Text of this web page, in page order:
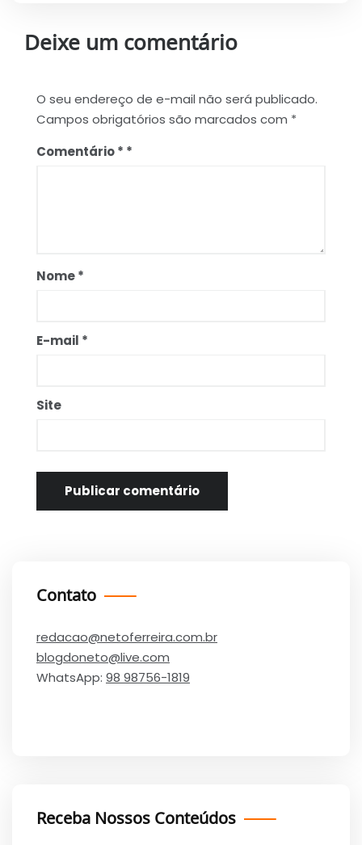
Deixe um comentário
O seu endereço de e-mail não será publicado.
Campos obrigatórios são marcados com *
Comentário*
Nome*
E-mail *
Site
Contato
redacao@netoferreira.com.br
blogdoneto@live.com
WhatsApp: 98 98756-1819
Receba Nossos Conteúdos